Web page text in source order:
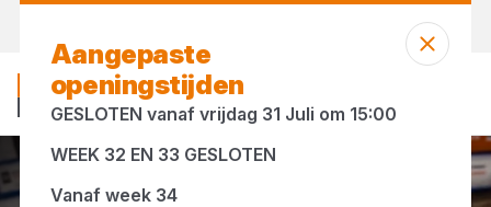
Ruwbouw materialen
Aangepaste
openingstijden
GESLOTEN vanaf vrijdag 31 Juli om 15:00
WEEK 32 EN 33 GESLOTEN
Vanaf week 34